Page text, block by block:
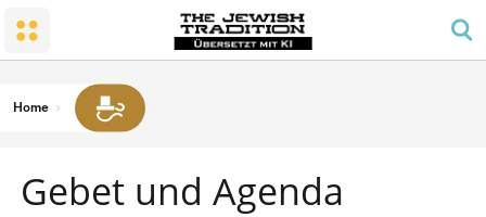
Mizwa-Glück in der Familie
Konvertierung
Gebet und Agenda
Das Gebetsgebot für Männer
Gesetze und Gesetze
Schabbat und Feiertage
Das verbotene Handwerk
Termine und Feiertage
Home
Gebet und Agenda